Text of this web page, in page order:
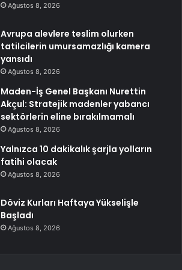
Ağustos 8, 2026
Avrupa alevlere teslim olurken
tatilcilerin umursamazlığı kamera
yansıdı
Ağustos 8, 2026
Maden-İş Genel Başkanı Nurettin
Akçul: Stratejik madenler yabancı
sektörlerin eline bırakılmamalı
Ağustos 8, 2026
Yalnızca 10 dakikalık şarjla yolların
fatihi olacak
Ağustos 8, 2026
Döviz Kurları Haftaya Yükselişle
Başladı
Ağustos 8, 2026